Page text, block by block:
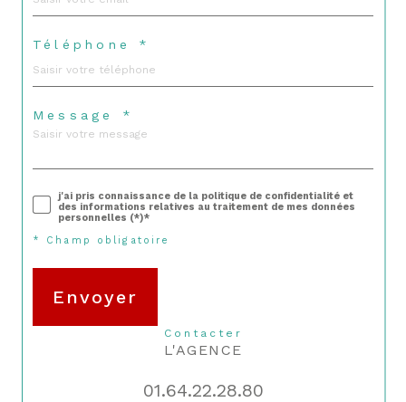
Téléphone *
Message *
j'ai pris connaissance de la politique de confidentialité et
des informations relatives au traitement de mes données
personnelles (*)*
* Champ obligatoire
Envoyer
contacter
L'AGENCE
01.64.22.28.80